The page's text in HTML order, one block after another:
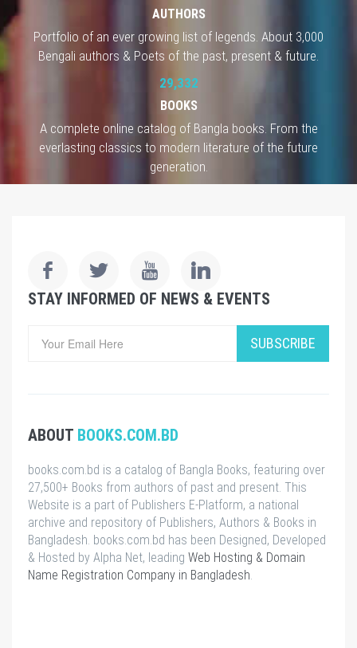
AUTHORS
Portfolio of an ever growing list of legends. About 3,000
Bengali authors & Poets of the past, present & future.
29,332
BOOKS
A complete online catalog of Bangla books. From the
everlasting classics to modern literature of the future
generation.
STAY INFORMED OF NEWS & EVENTS
SUBSCRIBE
ABOUT BOOKS.COM.BD
books.com.bd is a catalog of Bangla Books, featuring over
27,500+ Books from authors of past and present. This
Website is a part of Publishers E-Platform, a national
archive and repository of Publishers, Authors & Books in
Bangladesh. books.com.bd has been Designed, Developed
& Hosted by Alpha Net, leading Web Hosting & Domain
Name Registration Company in Bangladesh